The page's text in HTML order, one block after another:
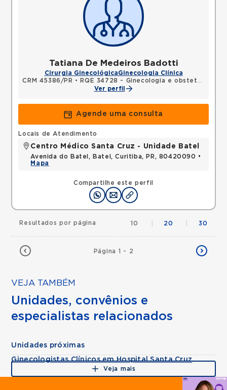
Tatiana De Medeiros Badotti
Cirurgia GinecológicaGinecologia Clínica
CRM 45386/PR •
RQE 34728 - Ginecologia e obstetrícia
Ver perfil
Agende uma consulta
Compartilhe este perfil
Locais de Atendimento
Centro Médico Santa Cruz - Unidade Batel
Avenida do Batel, Batel, Curitiba, PR, 80420090 •
Mapa
Página 1 - 2
Resultados por página 10 20 30
VEJA TAMBÉM
Unidades, convênios e
especialistas relacionados
Unidades próximas
Ginecologistas Clínicos em Hospital Santa Cruz
Veja mais